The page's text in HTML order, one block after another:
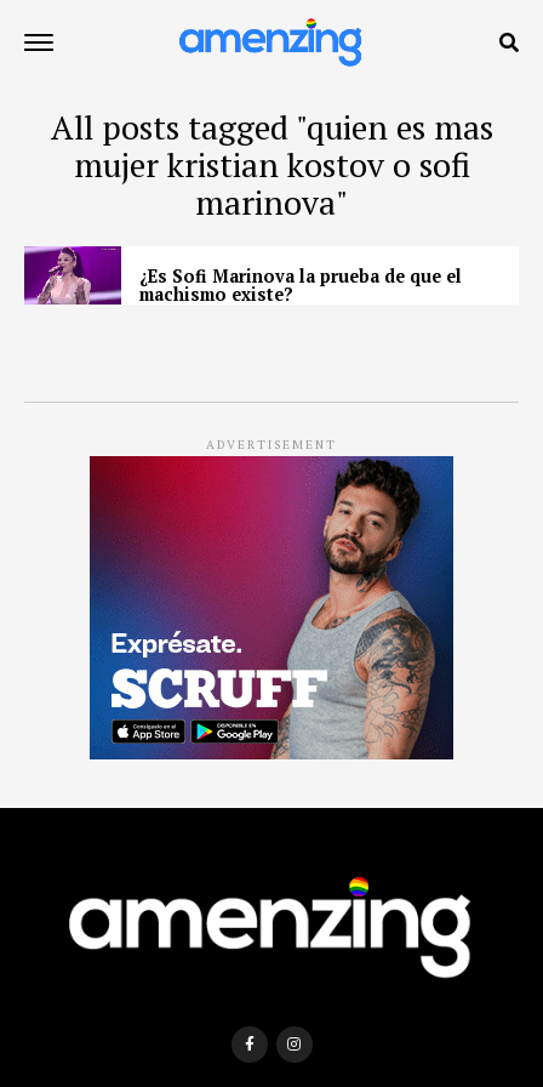
All posts tagged "quien es mas
mujer kristian kostov o sofi
marinova"
¿Es Sofi Marinova la prueba de que el
machismo existe?
ADVERTISEMENT